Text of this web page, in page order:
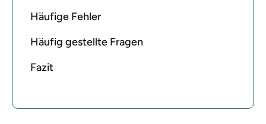
Häufige Fehler
Häufig gestellte Fragen
Fazit